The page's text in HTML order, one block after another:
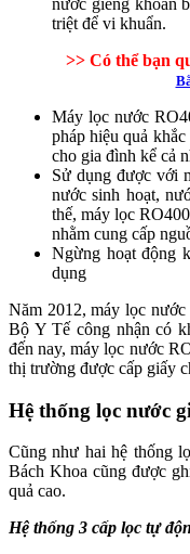
triệt để vi khuẩn.
>> Có thể bạn
Máy lọc nước
pháp hiệu quả
cho gia đình kể cả
Sử dụng được với
nước sinh hoạt,
thế, máy lọc
nhằm cung cấp
Ngừng hoạt động
dụng
Năm 2012, máy lọc
Bộ Y Tế công nhận có
đến nay, máy lọc nước
thị trường được cấp giấy
Hệ thống lọc nước
Cũng như hai hệ thống
Bách Khoa cũng được
quả cao.
Hệ thống 3 cấp lọc tự